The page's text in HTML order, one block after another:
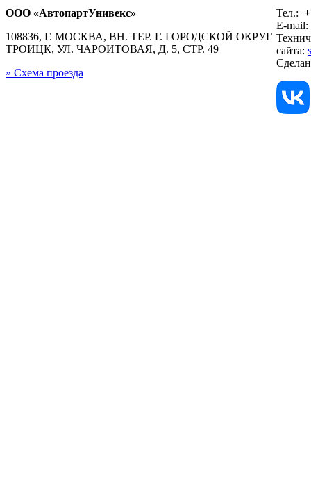
ООО «АвтопартУнивекс»
108836, Г. МОСКВА, ВН. ТЕР. Г. ГОРОДСКОЙ ОКРУГ
ТРОИЦК, УЛ. ЧАРОИТОВАЯ, Д. 5, СТР. 49
» Схема проезда
Тел.:
E-mail:
сайта: